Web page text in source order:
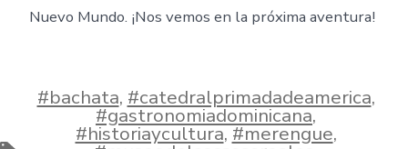
Nuevo Mundo. ¡Nos vemos en la próxima aventura!
#bachata, #catedralprimadadeamerica,
#gastronomiadominicana,
#historiaycultura,#merengue,